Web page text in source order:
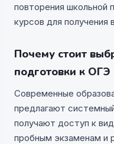
повторения школьной
курсов для получения
Почему стоит
подготовки к ОГЭ
Современные
предлагают
получают доступ к
пробным экзаменам и